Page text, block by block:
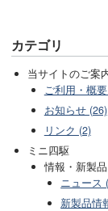
カテゴリ
当サイトのご案
ご利用・概
お知らせ (26)
リンク (2)
ミニ四駆
情報・新製品
ニュース
新製品情